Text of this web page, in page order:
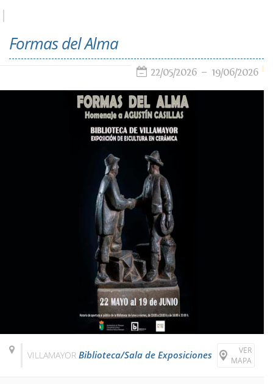
Formas del Alma
22/05/2026 19/06/2026
VILLAMAYOR Biblioteca/Sala de Exposiciones
VER
MAPA